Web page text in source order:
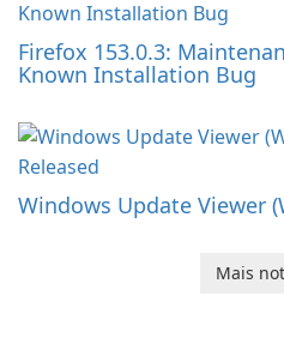
Firefox 153.0.3:
Known Installation Bug
Windows Update Viewer
Mais